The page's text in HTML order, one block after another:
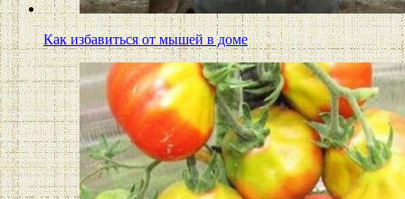
Как избавиться от мышей в доме